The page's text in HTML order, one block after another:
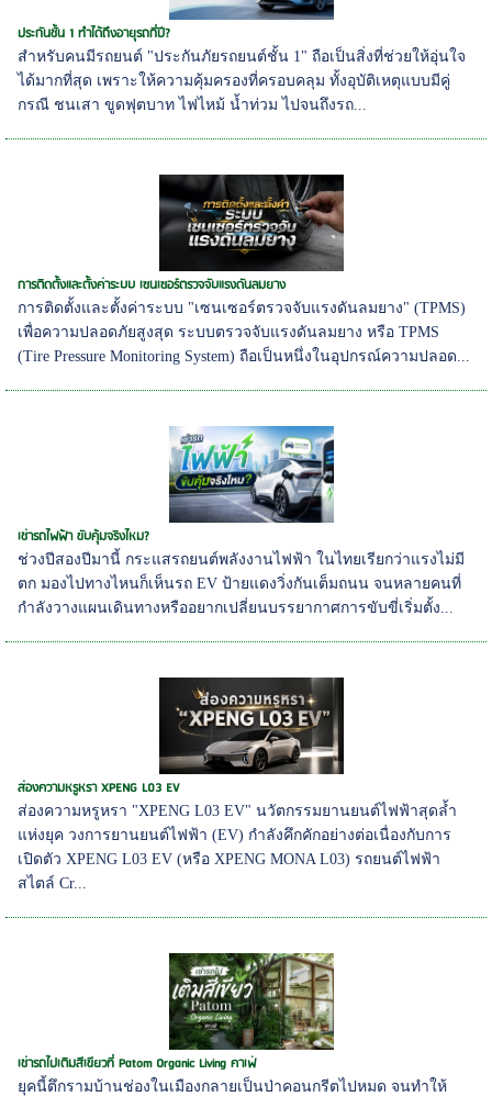
ประกันชั้น 1 ทำได้ถึงอายุรถกี่ปี?
สำหรับคนมีรถยนต์ "ประกันภัยรถยนต์ชั้น 1" ถือเป็นสิ่งที่ช่วยให้อุ่นใจ
ได้มากที่สุด เพราะให้ความคุ้มครองที่ครอบคลุม ทั้งอุบัติเหตุแบบมีคู่
กรณี ชนเสา ขูดฟุตบาท ไฟไหม้ น้ำท่วม ไปจนถึงรถ...
การติดตั้งและตั้งค่าระบบ เซนเซอร์ตรวจจับแรงดันลมยาง
การติดตั้งและตั้งค่าระบบ "เซนเซอร์ตรวจจับแรงดันลมยาง" (TPMS)
เพื่อความปลอดภัยสูงสุด ระบบตรวจจับแรงดันลมยาง หรือ TPMS
(Tire Pressure Monitoring System) ถือเป็นหนึ่งในอุปกรณ์ความปลอด...
เช่ารถไฟฟ้า ขับคุ้มจริงไหม?
ช่วงปีสองปีมานี้ กระแสรถยนต์พลังงานไฟฟ้า ในไทยเรียกว่าแรงไม่มี
ตก มองไปทางไหนก็เห็นรถ EV ป้ายแดงวิ่งกันเต็มถนน จนหลายคนที่
กำลังวางแผนเดินทางหรืออยากเปลี่ยนบรรยากาศการขับขี่เริ่มตั้ง...
ส่องความหรูหรา XPENG L03 EV
ส่องความหรูหรา "XPENG L03 EV" นวัตกรรมยานยนต์ไฟฟ้าสุดล้ำ
แห่งยุค วงการยานยนต์ไฟฟ้า (EV) กำลังคึกคักอย่างต่อเนื่องกับการ
เปิดตัว XPENG L03 EV (หรือ XPENG MONA L03) รถยนต์ไฟฟ้า
สไตล์ Cr...
เช่ารถไปเติมสีเขียวที่ Patom Organic Living คาเฟ่
ยุคนี้ตึกรามบ้านช่องในเมืองกลายเป็นป่าคอนกรีตไปหมด จนทำให้